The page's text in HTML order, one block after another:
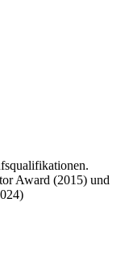
Award (2015) und